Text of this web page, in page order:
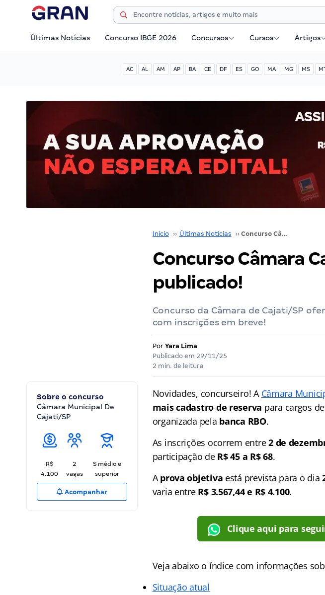
Últimas Notícias Concurso IBGE 2026 Concursos Cursos Artigos
AC AL AM AP BA CE DF ES GO MA MG MS
Início ›› Últimas Notícias ›› Concurso Câmara Cajati SP: edital publicado!
Concurso Câmara
publicado!
Concurso da Câmara de Cajati/SP
com inscrições em breve!
Por Yara Lima
Publicado em 29/11/25
2 min. de leitura
Sobre o concurso
Câmara Municipal De
Cajati/SP
R$
4.100
2
vagas
S médio e
superior
Acompanhar
Novidades, concurseiro! A Câmara
mais cadastro de reserva para cargos
organizada pela banca RBO.
As inscrições ocorrem entre2 de
participação de R$ 45 a R$ 68.
Aprova objetiva está prevista para o dia
varia entre R$ 3.567,44 e R$ 4.100.
Clique aqui para
Veja abaixo o índice com informações
Situação atual